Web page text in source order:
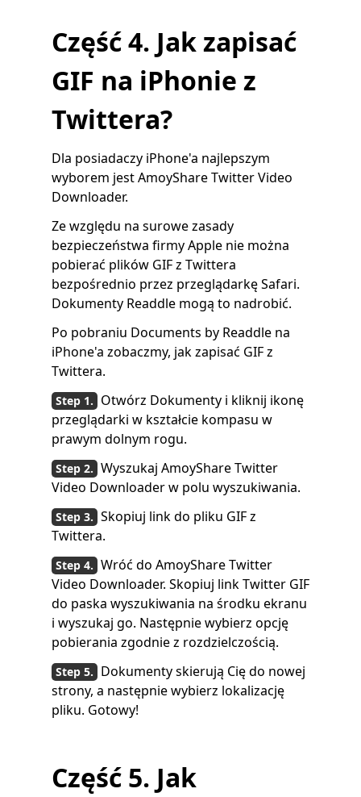
Część 4. Jak zapisać
GIF na iPhonie z
Twittera?
Dla posiadaczy iPhone'a najlepszym
wyborem jest AmoyShare Twitter Video
Downloader.
Ze względu na surowe zasady
bezpieczeństwa firmy Apple nie można
pobierać plików GIF z Twittera
bezpośrednio przez przeglądarkę Safari.
Dokumenty Readdle mogą to nadrobić.
Po pobraniu Documents by Readdle na
iPhone'a zobaczmy, jak zapisać GIF z
Twittera.
Otwórz Dokumenty i kliknij ikonę
przeglądarki w kształcie kompasu w
prawym dolnym rogu.
Wyszukaj AmoyShare Twitter
Video Downloader w polu wyszukiwania.
Skopiuj link do pliku GIF z
Twittera.
Wróć do AmoyShare Twitter
Video Downloader. Skopiuj link Twitter GIF
do paska wyszukiwania na środku ekranu
i wyszukaj go. Następnie wybierz opcję
pobierania zgodnie z rozdzielczością.
Dokumenty skierują Cię do nowej
strony, a następnie wybierz lokalizację
pliku. Gotowy!
Część 5. Jak